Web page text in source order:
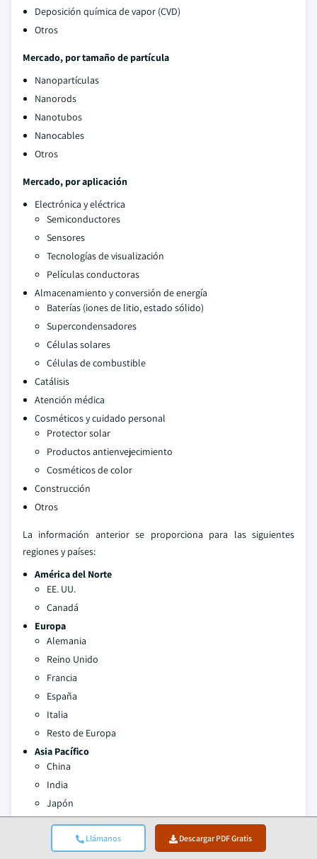
Llámanos Descargar PDF Gratis
Deposición química de vapor (CVD)
Otros
Mercado, por tamaño de partícula
Nanopartículas
Nanorods
Nanotubos
Nanocables
Otros
Mercado, por aplicación
Electrónica y eléctrica
Semiconductores
Sensores
Tecnologías de visualización
Películas conductoras
Almacenamiento y conversión de energía
Baterías (iones de litio, estado sólido)
Supercondensadores
Células solares
Células de combustible
Catálisis
Atención médica
Cosméticos y cuidado personal
Protector solar
Productos antienvejecimiento
Cosméticos de color
Construcción
Otros
La información anterior se proporciona para las siguientes
regiones y países:
América del Norte
EE. UU.
Canadá
Europa
Alemania
Reino Unido
Francia
España
Italia
Resto de Europa
Asia Pacífico
China
India
Japón
Australia
Corea del Sur